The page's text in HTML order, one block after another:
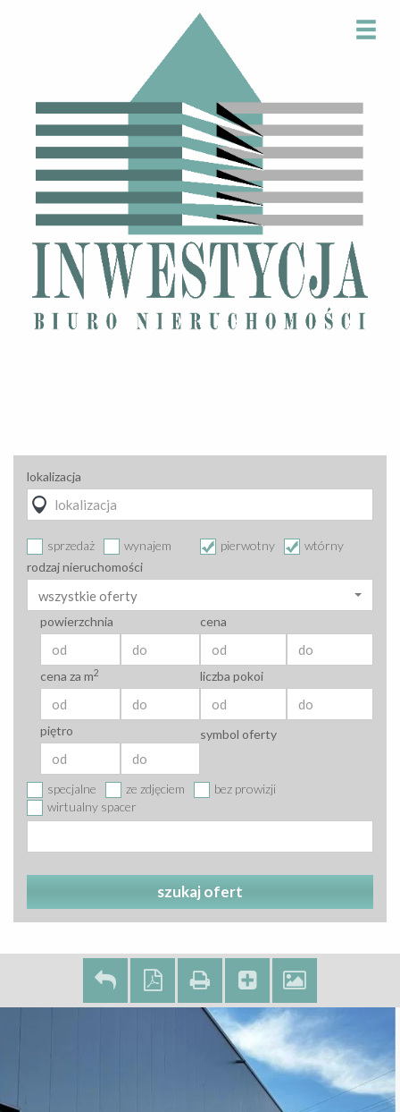
lokalizacja
sprzedaż wynajem pierwotny
wtórny
rodzaj nieruchomości
wszystkie oferty
powierzchnia cena
cena za m2 liczba pokoi
piętro
specjalne ze zdjęciem
bez prowizji
wirtualny spacer
symbol oferty
szukaj ofert